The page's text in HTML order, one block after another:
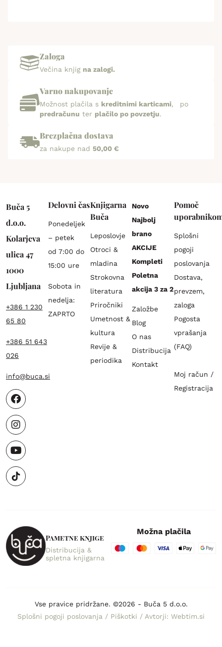
Zaloga
Večina knjig na zalogi.
Varno nakupovanje
Možnost plačila s kreditnimi karticami, po
predračunu ter plačilo po povzetju.
Brezplačna dostava
za nakupe nad 50,00 €
Buča 5
d.o.o.
Kolarjeva
ulica 47
1000
Ljubljana
+386 1 230
65 80
+386 51 643
026
info@buca.si
Delovni čas
Ponedeljek
– petek
od 7:00 do
15:00 ure
Sobota in
nedelja:
ZAPRTO
Knjigarna
Buča
Leposlovje
Otroci &
mladina
Strokovna
literatura
Priročniki
Umetnost &
kultura
Revije &
periodika
Novo
Najbolj
brano
AKCIJE
Kompleti
Poletna
akcija 3 za 2
Založbe
Blog
O nas
Distribucija
Kontakt
Pomoč
Splošni
pogoji
poslovanja
Dostava,
prevzem,
zaloga
Pogosta
vprašanja
(FAQ)
Moj račun /
Registracija
Pametne knjige
Distribucija &
spletna knjigarna
Možna plačila
Vse pravice pridržane. ©2026 - Buča 5 d.o.o.
Splošni pogoji poslovanja / Piškotki / Avtorji: Webtim.si